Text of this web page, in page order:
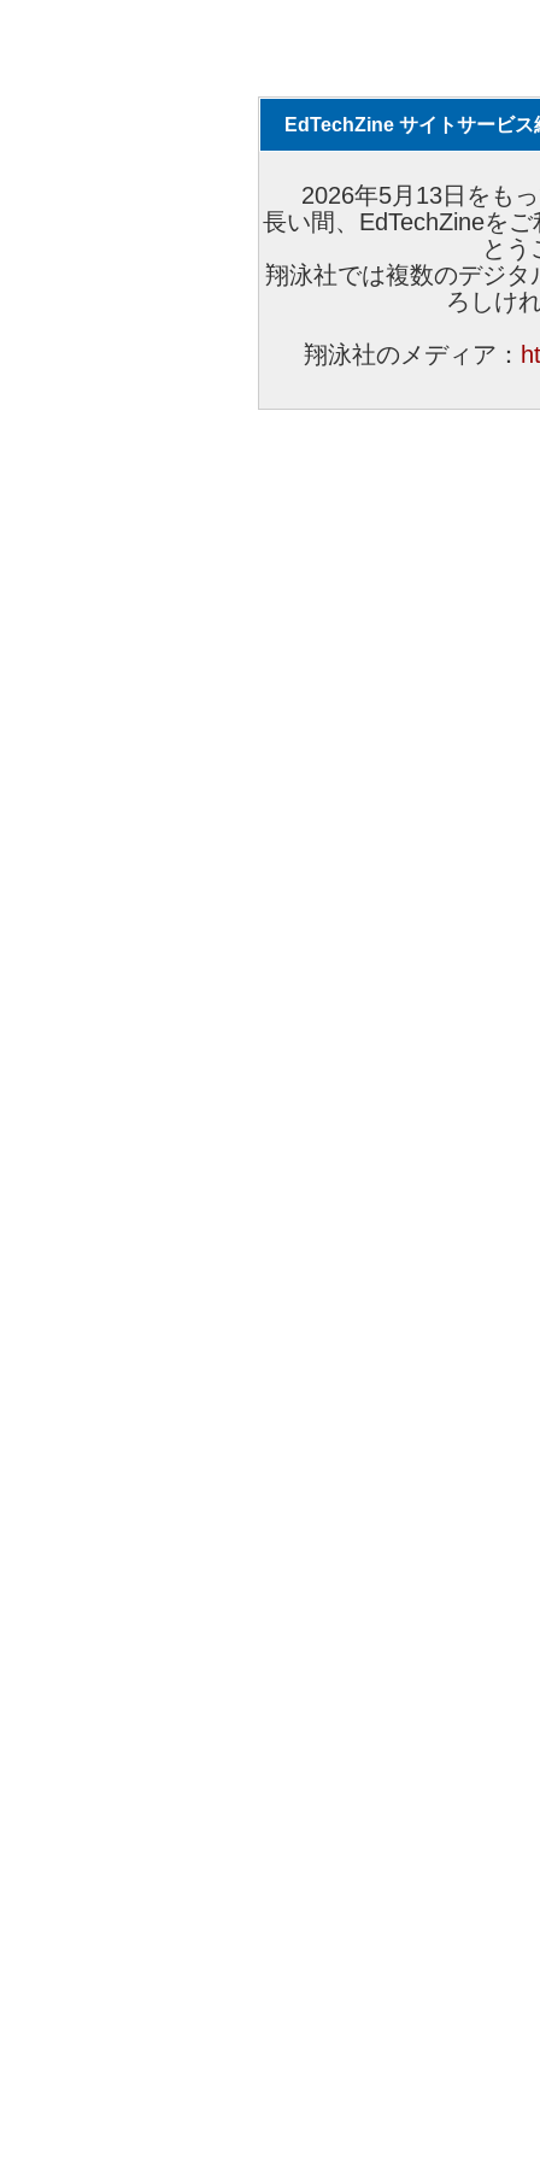
EdTechZine サイトサービス
2026年5月13日をも
長い間、EdTechZineを
とう
翔泳社では複数のデジ
ろしけ
翔泳社のメディア：